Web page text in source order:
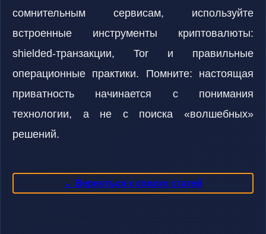
сомнительным сервисам, используйте
встроенные инструменты криптовалюты:
shielded-транзакции, Tor и правильные
операционные практики. Помните: настоящая
приватность начинается с понимания
технологии, а не с поиска «волшебных»
решений.
← Вернуться к списку статей